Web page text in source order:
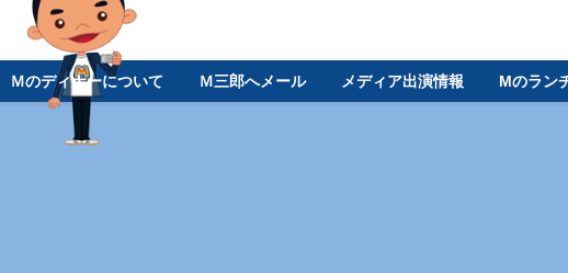
Ｍのディナーについて Ｍ三郎へメール メディア出演情報 Mのラン